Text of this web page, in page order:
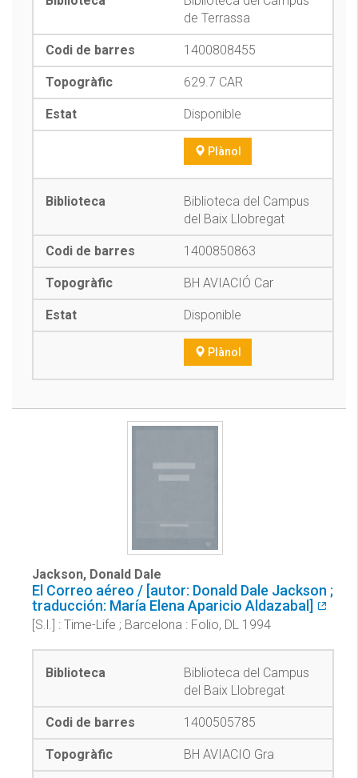
de Terrassa
1400808455
629.7 CAR
Disponible
Plànol
Biblioteca del Campus
del Baix Llobregat
1400850863
BH AVIACIÓ Car
Disponible
Plànol
Jackson, Donald Dale
El Correo aéreo / [autor: Donald Dale Jackson ;
traducción: María Elena Aparicio Aldazabal]
[S.l.] : Time-Life ; Barcelona : Folio, DL 1994
Biblioteca del Campus
del Baix Llobregat
1400505785
BH AVIACIO Gra